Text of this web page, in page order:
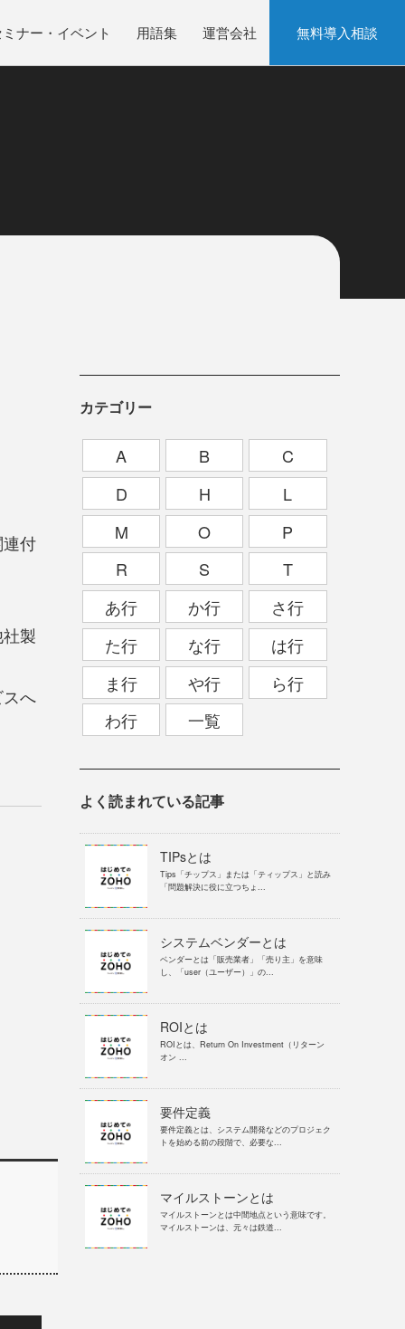
ナー・イベント 用語集 運営会社 無料導入相談
付
製
へ
カテゴリー
A B
C
D
H
L
M
O
P
R
S
T
あ行
か行
さ行
た行
な行
は行
ま行
や行
ら行
わ行
一覧
よく読まれている記事
TIPsとは
Tips「チップス」または「ティップス」と読み
「問題解決に役に立つちょ...
システムベンダーとは
ベンダーとは「販売業者」「売り主」を意味
し、「user（ユーザー）」の...
ROIとは
ROIとは、Return On Investment（リターン
オン ...
要件定義
要件定義とは、システム開発などのプロジェク
トを始める前の段階で、必要な...
マイルストーンとは
マイルストーンとは中間地点という意味です。
マイルストーンは、元々は鉄道...